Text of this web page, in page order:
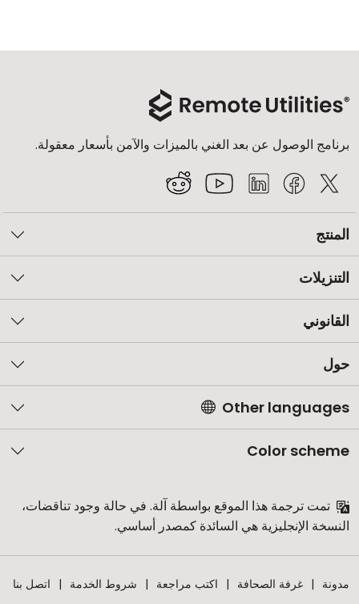
برنامج الوصول عن بعد الغني بالميزات والآمن بأسعار معقولة.
المنتج
التنزيلات
القانوني
حول
Other languages
Color scheme
تمت ترجمة هذا الموقع بواسطة آلة. في حالة وجود تناقضات،
النسخة الإنجليزية هي السائدة كمصدر أساسي.
مدونة غرفة الصحافة اكتب مراجعة شروط الخدمة اتصل بنا